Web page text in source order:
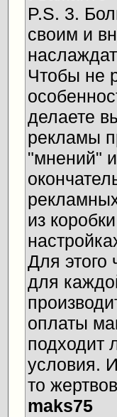
P.S. 3.
своим и
Чтобы не
делаете
рекламы
"мнений"
из
Для этого
для
оплаты
подходит
условия.
то
maks75